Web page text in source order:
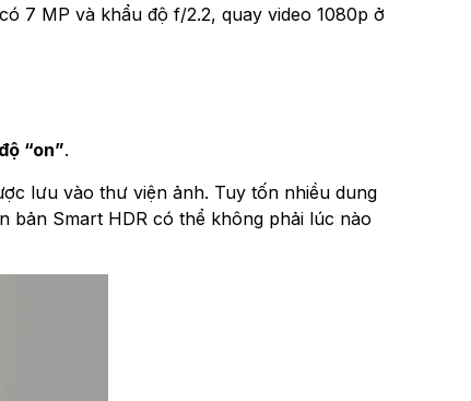
7 MP và khẩu độ f/2.2, quay video 1080p ở
“on”.
lưu vào thư viện ảnh. Tuy tốn nhiều dung
bản Smart HDR có thể không phải lúc nào